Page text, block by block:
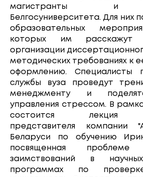
магистранты и
Белгосуниверситета. Для них
образовательных
которых им расскажут
организации
методических требованиях к
оформлению. Специалисты
службы вуза проведут
менеджменту и
управления стрессом. В
состоится лекция
представителя компании
Беларуси по обучению
посвященная проблеме
заимствований в
программах по